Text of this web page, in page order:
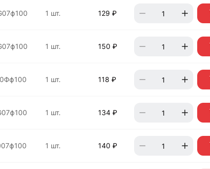
1 шт. 129 ₽
1 шт. 150 ₽
1 шт. 118 ₽
1 шт. 134 ₽
1 шт. 140 ₽